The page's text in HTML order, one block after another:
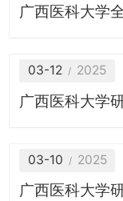
广西医科大学
03-12 2025
广西医科大学
03-10 2025
广西医科大学